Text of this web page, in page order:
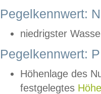
Pegelkennwert:
niedrigster
Pegelkennwert:
Höhenlage des
festgelegtes